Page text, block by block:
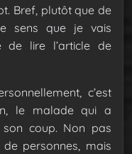
Bref, plutôt que de
sens que je vais
de lire l’article de
c’est
le malade qui a
coup. Non pas
personnes, mais